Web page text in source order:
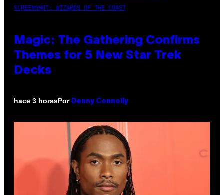
SCREENSHOT: WIZARDS OF THE COAST
Magic: The Gathering Confirms
Themes for 5 New Star Trek
Decks
hace 3 horasPor Denny Connolly